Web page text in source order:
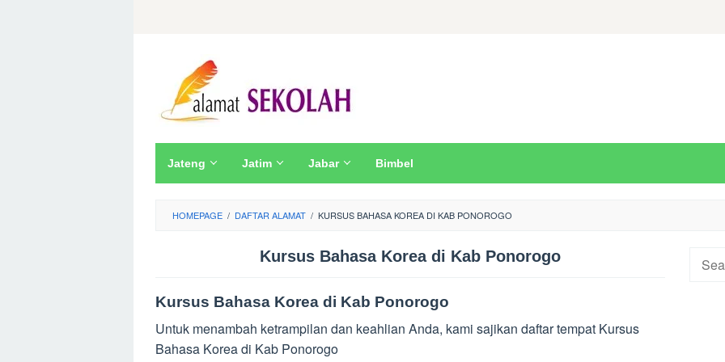
Jateng Jatim Jabar Bimbel
HOMEPAGE / DAFTAR ALAMAT / KURSUS BAHASA KOREA DI KAB PONOROGO
Kursus Bahasa Korea di Kab Ponorogo
Kursus Bahasa Korea di Kab Ponorogo
Untuk menambah ketrampilan dan keahlian Anda, kami sajikan daftar tempat Kursus
Bahasa Korea di Kab Ponorogo